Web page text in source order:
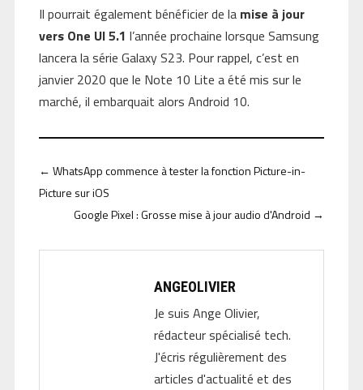
Il pourrait également bénéficier de la mise à jour
vers One UI 5.1 l’année prochaine lorsque Samsung
lancera la série Galaxy S23. Pour rappel, c’est en
janvier 2020 que le Note 10 Lite a été mis sur le
marché, il embarquait alors Android 10.
← WhatsApp commence à tester la fonction Picture-in-
Picture sur iOS
Google Pixel : Grosse mise à jour audio d'Android →
ANGEOLIVIER
Je suis Ange Olivier,
rédacteur spécialisé tech.
J'écris régulièrement des
articles d'actualité et des